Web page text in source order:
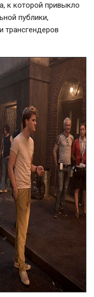
к которой привыкло
публики,
трансгендеров